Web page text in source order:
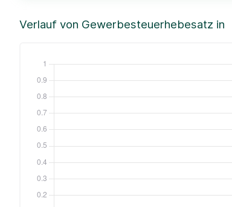
Verlauf von Gewerbesteuerhebesatz in